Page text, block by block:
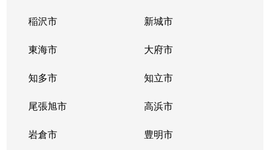
稲沢市 新城市
東海市 大府市
知多市 知立市
尾張旭市 高浜市
岩倉市 豊明市